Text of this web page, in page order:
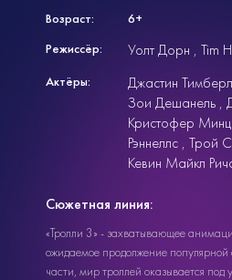
Возраст:
6+
Режиссёр:
Уолт Дорн Tim
Актёры: Джастин
Зои Дешанель
Кристофер
Рэннеллс Трой
Кевин Майкл
Сюжетная линия:
«Тролли 3» - захватывающее
ожидаемое продолжение
части, мир троллей оказывается под